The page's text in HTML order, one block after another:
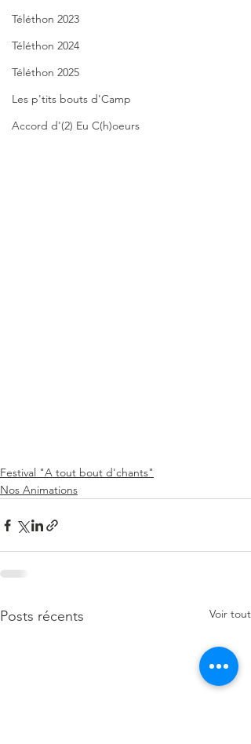
Téléthon 2023
Téléthon 2024
Téléthon 2025
Les p'tits bouts d'Camp
Accord d'(2) Eu C(h)oeurs
Festival "A tout bout d'chants"
Nos Animations
Posts récents Voir tout